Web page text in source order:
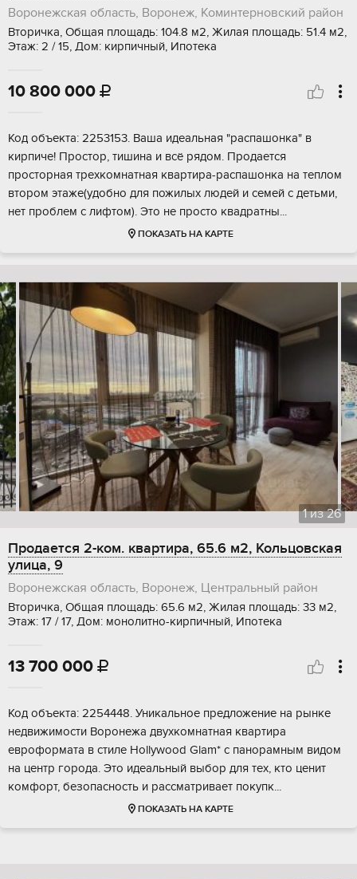
Воронежская область, Воронеж, Коминтерновский район
Вторичка, Общая площадь: 104.8 м2, Жилая площадь: 51.4 м2,
Этаж: 2 / 15, Дом: кирпичный, Ипотека
10 800 000 
Код объекта: 2253153. Ваша идеальная "распашонка" в
кирпиче! Простор, тишина и всё рядом. Продается
просторная трехкомнатная квартира-распашонка на теплом
втором этаже(удобно для пожилых людей и семей с детьми,
нет проблем с лифтом). Это не просто квадратны...
ПОКАЗАТЬ НА КАРТЕ
1из26
Продается 2-ком. квартира, 65.6 м2, Кольцовская
улица, 9
Воронежская область, Воронеж, Центральный район
Вторичка, Общая площадь: 65.6 м2, Жилая площадь: 33 м2,
Этаж: 17 / 17, Дом: монолитно-кирпичный, Ипотека
13 700 000 
Код объекта: 2254448. Уникальное предложение на рынке
недвижимости Воронежа двухкомнатная квартира
евроформата в стиле Hollywood Glam* с панорамным видом
на центр города. Это идеальный выбор для тех, кто ценит
комфорт, безопасность и рассматривает покупк...
ПОКАЗАТЬ НА КАРТЕ